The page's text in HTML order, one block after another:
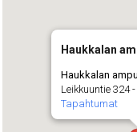
Haukkalan
Haukkalan
Leikkuuntie 324
Tapahtumat